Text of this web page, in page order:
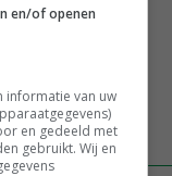
voor pootgoed aan
en/of openen
informatie van uw
en gedeeld met
gebruikt. Wij en